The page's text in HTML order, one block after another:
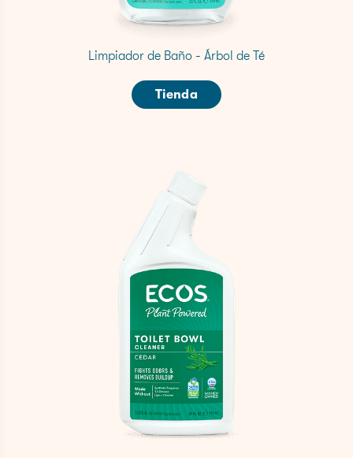
Limpiador de Baño - Árbol de Té
Tienda